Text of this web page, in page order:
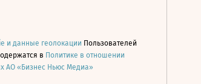
и данные геолокации Пользователей
в Политике в отношении
АО «Бизнес Ньюс Медиа»